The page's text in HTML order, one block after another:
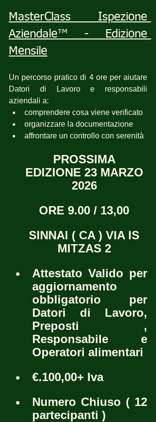
MasterClass Ispezione
Aziendale™ - Edizione
Mensile
Un percorso pratico di 4 ore per aiutare
Datori di Lavoro e responsabili
aziendali a:
comprendere cosa viene verificato
organizzare la documentazione
affrontare un controllo con serenità
PROSSIMA
EDIZIONE 23 MARZO
2026
ORE 9.00 / 13,00
SINNAI ( CA ) VIA IS
MITZAS 2
Attestato Valido per
aggiornamento
obbligatorio per
Datori di Lavoro,
Preposti ,
Responsabile e
Operatori alimentari
€.100,00+ Iva
Numero Chiuso ( 12
partecipanti )